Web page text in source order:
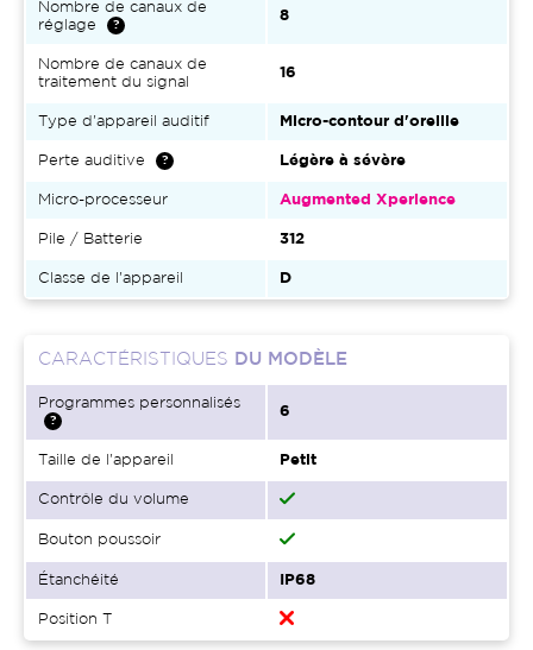
Nombre de canaux de
réglage
8
Nombre de canaux de
traitement du signal
16
Type d'appareil auditif Micro-contour d'oreille
Perte auditive Légère à sévère
Micro-processeur Augmented Xperience
Pile / Batterie 312
Classe de l'appareil D
CARACTÉRISTIQUES DU MODÈLE
Programmes personnalisés
6
Taille de l'appareil Petit
Contrôle du volume
Bouton poussoir
Étanchéité IP68
Position T